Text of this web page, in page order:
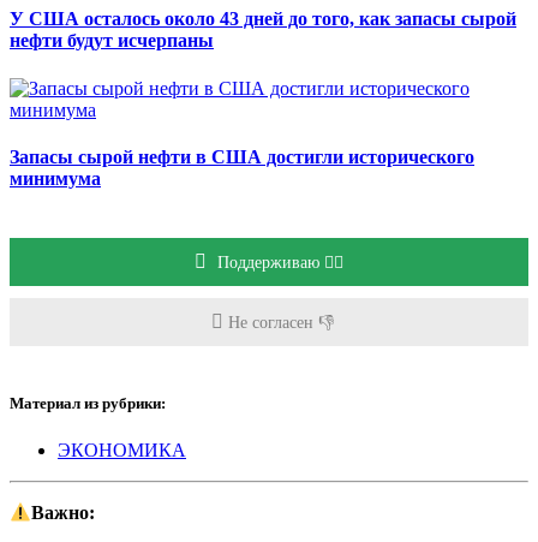
У США осталось около 43 дней до того, как запасы сырой
нефти будут исчерпаны
Запасы сырой нефти в США достигли исторического
минимума
Поддерживаю 👍🏻
Не согласен 👎
Материал из рубрики:
ЭКОНОМИКА
Важно: